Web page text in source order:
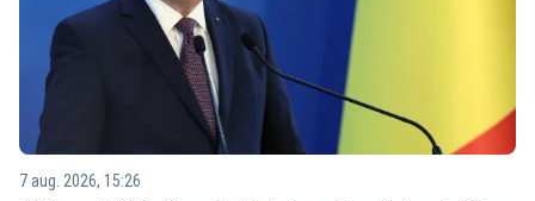
7 aug. 2026, 15:26